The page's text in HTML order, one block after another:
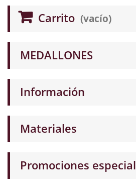
Carrito (vacío)
MEDALLONES
Información
Materiales
Promociones